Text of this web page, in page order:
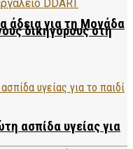
άδεια για τη Μονάδα
ασπίδα υγείας για
δικηγόρους στη